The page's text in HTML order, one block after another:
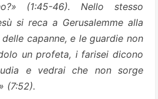
(1:45-46). Nello stesso
si reca a Gerusalemme alla
capanne, e le guardie non
un profeta, i farisei dicono
e vedrai che non sorge
(7:52).